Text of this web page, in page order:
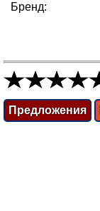
Бренд:
Предложения